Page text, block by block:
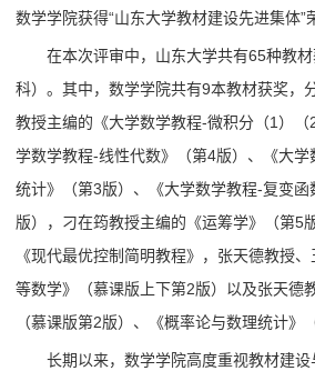
数学学院获得“山东大学教材建设先进集体”
在本次评审中，山东大学共有65种教
科）。其中，数学学院共有9本教材获奖，
教授主编的《大学数学教程-微积分（1）
学数学教程-线性代数》（第4版）、《大
统计》（第3版）、《大学数学教程-复变函
版），刁在筠教授主编的《运筹学》（第5
《现代最优控制简明教程》，张天德教授
等数学》（慕课版上下第2版）以及张天德
（慕课版第2版）、《概率论与数理统计》
长期以来，数学学院高度重视教材建